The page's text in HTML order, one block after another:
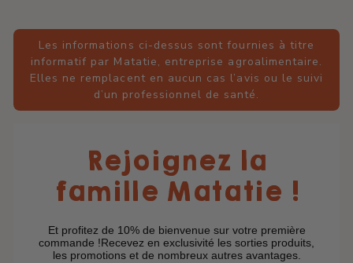
Les informations ci-dessus sont fournies à titre
informatif par Matatie, entreprise agroalimentaire.
Elles ne remplacent en aucun cas l’avis ou le suivi
d’un professionnel de santé.
Rejoignez la
famille Matatie !
Et profitez de 10% de bienvenue sur votre première
commande !Recevez en exclusivité les sorties produits,
les promotions et de nombreux autres avantages.